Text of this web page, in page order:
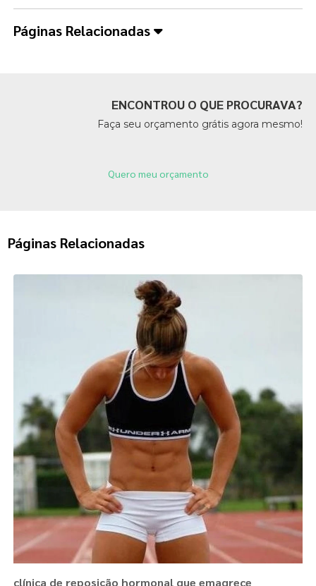
Páginas Relacionadas
ENCONTROU O QUE PROCURAVA?
Faça seu orçamento grátis agora mesmo!
Quero meu orçamento
Páginas Relacionadas
clínica de reposição hormonal que emagrece